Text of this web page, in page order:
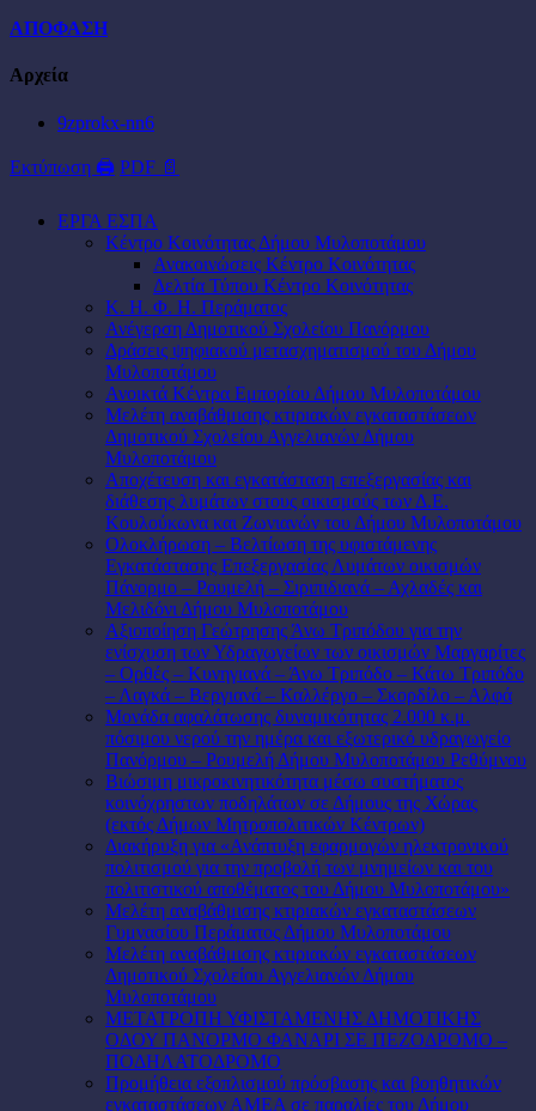
ΑΠΟΦΑΣΗ
Αρχεία
9zprokx-nn6
Εκτύπωση 🖨 PDF 📄
ΕΡΓΑ ΕΣΠΑ
Κέντρο Κοινότητας Δήμου Μυλοποτάμου
Ανακοινώσεις Κέντρο Κοινότητας
Δελτία Τύπου Κέντρο Κοινότητας
Κ. Η. Φ. Η. Περάματος
Ανέγερση Δημοτικού Σχολείου Πανόρμου
Δράσεις ψηφιακού μετασχηματισμού του Δήμου
Μυλοποτάμου
Ανοικτά Κέντρα Εμπορίου Δήμου Μυλοποτάμου
Μελέτη αναβάθμισης κτιριακών εγκαταστάσεων
Δημοτικού Σχολείου Αγγελιανών Δήμου
Μυλοποτάμου
Αποχέτευση και εγκατάσταση επεξεργασίας και
διάθεσης λυμάτων στους οικισμούς των Δ.Ε.
Κουλούκωνα και Ζωνιανών του Δήμου Μυλοποτάμου
Ολοκλήρωση – Βελτίωση της υφιστάμενης
Εγκατάστασης Επεξεργασίας Λυμάτων οικισμών
Πάνορμο – Ρουμελή – Σιριπιδιανά – Αχλαδές και
Μελιδόνι Δήμου Μυλοποτάμου
Αξιοποίηση Γεώτρησης Άνω Τριπόδου για την
ενίσχυση των Υδραγωγείων των οικισμών Μαργαρίτες
– Ορθές – Κυνηγιανά – Άνω Τριπόδο – Κάτω Τριπόδο
– Λαγκά – Βεργιανά – Καλλέργο – Σκορδίλο – Αλφά
Μονάδα αφαλάτωσης δυναμικότητας 2.000 κ.μ.
πόσιμου νερού την ημέρα και εξωτερικό υδραγωγείο
Πανόρμου – Ρουμελή Δήμου Μυλοποτάμου Ρεθύμνου
Βιώσιμη μικροκινητικότητα μέσω συστήματος
κοινόχρηστων ποδηλάτων σε Δήμους της Χώρας
(εκτός Δήμων Μητροπολιτικών Κέντρων)
Διακήρυξη για «Ανάπτυξη εφαρμογών ηλεκτρονικού
πολιτισμού για την προβολή των μνημείων και του
πολιτιστικού αποθέματος του Δήμου Μυλοποτάμου»
Μελέτη αναβάθμισης κτιριακών εγκαταστάσεων
Γυμνασίου Περάματος Δήμου Μυλοποτάμου
Μελέτη αναβάθμισης κτιριακών εγκαταστάσεων
Δημοτικού Σχολείου Αγγελιανών Δήμου
Μυλοποτάμου
ΜΕΤΑΤΡΟΠΗ ΥΦΙΣΤΑΜΕΝΗΣ ΔΗΜΟΤΙΚΗΣ
ΟΔΟΥ ΠΑΝΟΡΜΟ ΦΑΝΑΡΙ ΣΕ ΠΕΖΟΔΡΟΜΟ –
ΠΟΔΗΛΑΤΟΔΡΟΜΟ
Προμήθεια εξοπλισμού πρόσβασης και βοηθητικών
εγκαταστάσεων ΑΜΕΑ σε παραλίες του Δήμου